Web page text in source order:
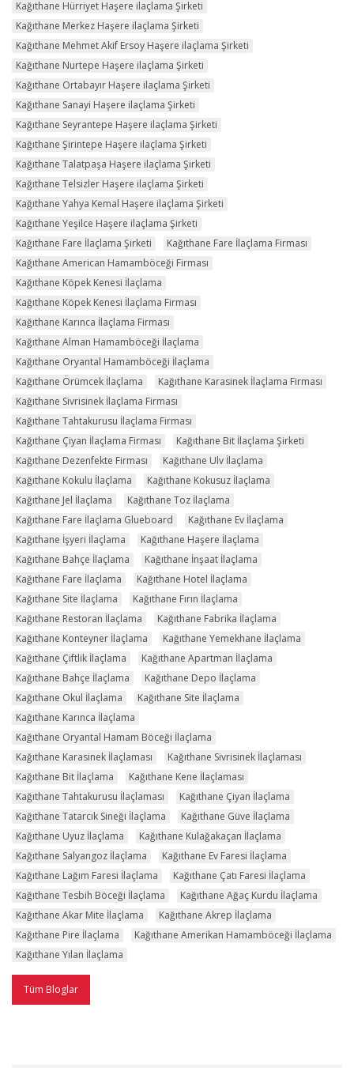
Kağıthane Hürriyet Haşere ilaçlama Şirketi
Kağıthane Merkez Haşere ilaçlama Şirketi
Kağıthane Mehmet Akif Ersoy Haşere ilaçlama Şirketi
Kağıthane Nurtepe Haşere ilaçlama Şirketi
Kağıthane Ortabayır Haşere ilaçlama Şirketi
Kağıthane Sanayi Haşere ilaçlama Şirketi
Kağıthane Seyrantepe Haşere ilaçlama Şirketi
Kağıthane Şirintepe Haşere ilaçlama Şirketi
Kağıthane Talatpaşa Haşere ilaçlama Şirketi
Kağıthane Telsizler Haşere ilaçlama Şirketi
Kağıthane Yahya Kemal Haşere ilaçlama Şirketi
Kağıthane Yeşilce Haşere ilaçlama Şirketi
Kağıthane Fare İlaçlama Şirketi
Kağıthane Fare İlaçlama Firması
Kağıthane American Hamamböceği Firması
Kağıthane Köpek Kenesi İlaçlama
Kağıthane Köpek Kenesi İlaçlama Firması
Kağıthane Karınca İlaçlama Firması
Kağıthane Alman Hamamböceği İlaçlama
Kağıthane Oryantal Hamamböceği İlaçlama
Kağıthane Örümcek İlaçlama
Kağıthane Karasinek İlaçlama Firması
Kağıthane Sivrisinek İlaçlama Firması
Kağıthane Tahtakurusu İlaçlama Firması
Kağıthane Çiyan İlaçlama Firması
Kağıthane Bit İlaçlama Şirketi
Kağıthane Dezenfekte Firması
Kağıthane Ulv İlaçlama
Kağıthane Kokulu İlaçlama
Kağıthane Kokusuz İlaçlama
Kağıthane Jel İlaçlama
Kağıthane Toz İlaçlama
Kağıthane Fare İlaçlama Glueboard
Kağıthane Ev İlaçlama
Kağıthane İşyeri İlaçlama
Kağıthane Haşere İlaçlama
Kağıthane Bahçe İlaçlama
Kağıthane İnşaat İlaçlama
Kağıthane Fare İlaçlama
Kağıthane Hotel İlaçlama
Kağıthane Site İlaçlama
Kağıthane Fırın İlaçlama
Kağıthane Restoran İlaçlama
Kağıthane Fabrika İlaçlama
Kağıthane Konteyner İlaçlama
Kağıthane Yemekhane İlaçlama
Kağıthane Çiftlik İlaçlama
Kağıthane Apartman İlaçlama
Kağıthane Bahçe İlaçlama
Kağıthane Depo İlaçlama
Kağıthane Okul İlaçlama
Kağıthane Site İlaçlama
Kağıthane Karınca İlaçlama
Kağıthane Oryantal Hamam Böceği İlaçlama
Kağıthane Karasinek İlaçlaması
Kağıthane Sivrisinek İlaçlaması
Kağıthane Bit İlaçlama
Kağıthane Kene İlaçlaması
Kağıthane Tahtakurusu İlaçlaması
Kağıthane Çiyan İlaçlama
Kağıthane Tatarcık Sineği İlaçlama
Kağıthane Güve İlaçlama
Kağıthane Uyuz İlaçlama
Kağıthane Kulağakaçan İlaçlama
Kağıthane Salyangoz İlaçlama
Kağıthane Ev Faresi İlaçlama
Kağıthane Lağım Faresi İlaçlama
Kağıthane Çatı Faresi İlaçlama
Kağıthane Tesbih Böceği İlaçlama
Kağıthane Ağaç Kurdu İlaçlama
Kağıthane Akar Mite İlaçlama
Kağıthane Akrep İlaçlama
Kağıthane Pire İlaçlama
Kağıthane Amerikan Hamamböceği İlaçlama
Kağıthane Yılan İlaçlama
Tüm Bloglar